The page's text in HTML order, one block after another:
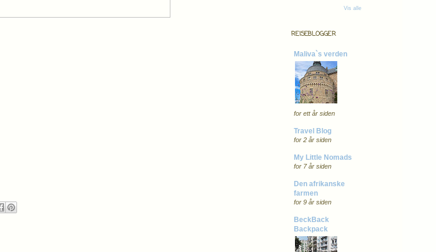
Vis alle
REISEBLOGGER
Maliva`s verden
for ett år siden
Travel Blog
for 2 år siden
My Little Nomads
for 7 år siden
Den afrikanske
farmen
for 9 år siden
BeckBack
Backpack